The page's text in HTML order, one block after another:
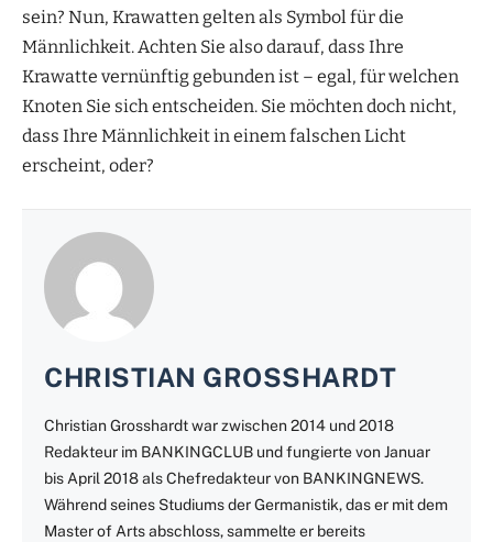
sein? Nun, Krawatten gelten als Symbol für die
Männlichkeit. Achten Sie also darauf, dass Ihre
Krawatte vernünftig gebunden ist – egal, für welchen
Knoten Sie sich entscheiden. Sie möchten doch nicht,
dass Ihre Männlichkeit in einem falschen Licht
erscheint, oder?
CHRISTIAN GROSSHARDT
Christian Grosshardt war zwischen 2014 und 2018
Redakteur im BANKINGCLUB und fungierte von Januar
bis April 2018 als Chefredakteur von BANKINGNEWS.
Während seines Studiums der Germanistik, das er mit dem
Master of Arts abschloss, sammelte er bereits